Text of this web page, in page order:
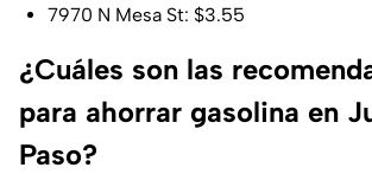
7970 N Mesa St: $3.55
¿Cuáles son las
para ahorrar gasolina en
Paso?